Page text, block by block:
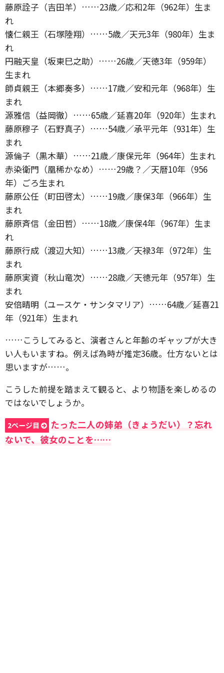
藤原詮子（吉田羊）……23歳／応和2年（962年）生ま
れ
懐仁親王（石塚陸翔）……5歳／天元3年（980年）生ま
れ
円融天皇（坂東巳之助）……26歳／天徳3年（959年）
生まれ
師貞親王（本郷奏多）……17歳／安和元年（968年）生
まれ
源雅信（益岡徹）……65歳／延喜20年（920年）生まれ
藤原穆子（石野真子）……54歳／承平元年（931年）生
まれ
源倫子（黒木華）……21歳／康保元年（964年）生まれ
赤染衛門（凰稀かなめ）……29歳？／天暦10年（956
年）ごろ生まれ
藤原公任（町田啓太）……19歳／康保3年（966年）生
まれ
藤原斉信（金田哲）……18歳／康保4年（967年）生ま
れ
藤原行成（渡辺大知）……13歳／天禄3年（972年）生
まれ
藤原実資（秋山竜次）……28歳／天徳元年（957年）生
まれ
安倍晴明（ユースケ・サンタマリア）……64歳／延喜21
年（921年）生まれ
……こうしてみると、演者さんと年齢のギャップが大き
い人もいますね。例えば為時が推定36歳。仕方ないとは
思いますが……。
こうした前提を踏まえて観ると、より物語を楽しめるの
ではないでしょうか。
2ページ目
たった二人の姉弟（きょうだい）？忘れ
ないで、彼女のことを……